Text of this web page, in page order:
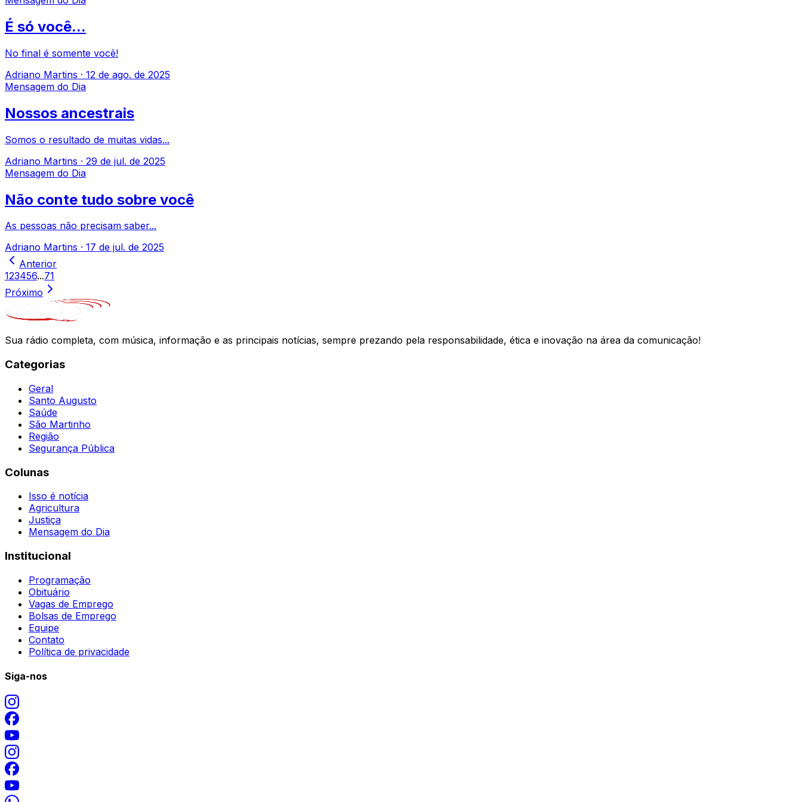
É só você...
No final é somente você!
Adriano Martins · 12 de ago. de 2025
Mensagem do Dia
Nossos ancestrais
Somos o resultado de muitas vidas...
Adriano Martins · 29 de jul. de 2025
Mensagem do Dia
Não conte tudo sobre você
As pessoas não precisam saber...
Adriano Martins · 17 de jul. de 2025
Anterior
123456...71
Próximo
Sua rádio completa, com música, informação e as principais notícias, sempre prezando pela responsabilidade, ética e inovação na área da comunicação!
Categorias
Geral
Santo Augusto
Saúde
São Martinho
Região
Segurança Pública
Colunas
Isso é notícia
Agricultura
Justiça
Mensagem do Dia
Institucional
Programação
Obituário
Vagas de Emprego
Bolsas de Emprego
Equipe
Contato
Política de privacidade
Siga-nos